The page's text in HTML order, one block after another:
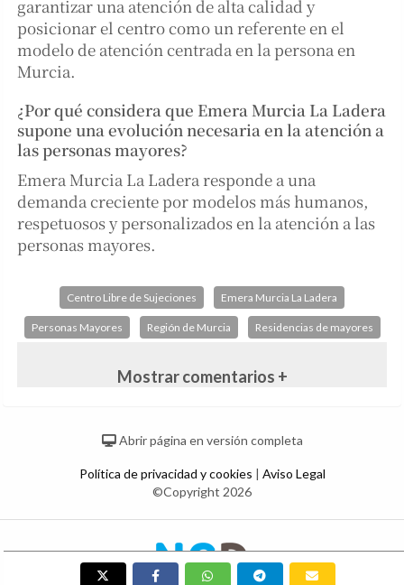
garantizar una atención de alta calidad y
posicionar el centro como un referente en el
modelo de atención centrada en la persona en
Murcia.
¿Por qué considera que Emera Murcia La Ladera
supone una evolución necesaria en la atención a
las personas mayores?
Emera Murcia La Ladera responde a una
demanda creciente por modelos más humanos,
respetuosos y personalizados en la atención a las
personas mayores.
Centro Libre de Sujeciones Emera Murcia La Ladera
Personas Mayores Región de Murcia Residencias de mayores
Mostrar comentarios +
Abrir página en versión completa
Política de privacidad y cookies | Aviso Legal
©Copyright 2026